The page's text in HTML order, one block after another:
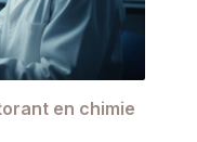
en chimie